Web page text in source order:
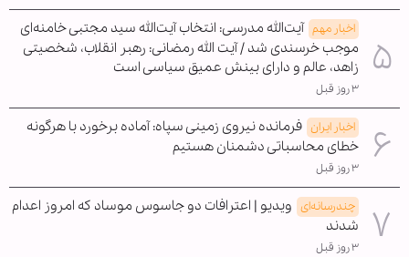
اخبار مهم آیت‌الله مدرسی: انتخاب آیت‌الله سید مجتبی خامنه‌ای
موجب خرسندی شد / آیت الله رمضانی: رهبر انقلاب، شخصیتی
زاهد، عالم و دارای بینش عمیق سیاسی است
۳ روز قبل
اخبار ایران فرمانده نیروی زمینی سپاه: آماده برخورد با هرگونه
خطای محاسباتی دشمنان هستیم
۳ روز قبل
چندرسانه‌ای ویدیو | اعترافات دو جاسوس موساد که امروز اعدام
شدند
۳ روز قبل